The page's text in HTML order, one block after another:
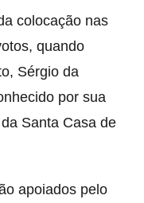
colocação nas
quando
Sérgio da
por sua
Santa Casa de
apoiados pelo